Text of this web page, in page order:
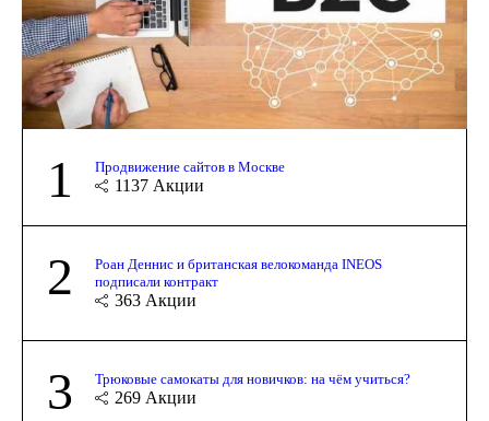
1 Продвижение сайтов в Москве
1137 Акции
2
Роан Деннис и британская велокоманда INEOS
подписали контракт
363 Акции
3 Трюковые самокаты для новичков: на чём учиться?
269 Акции